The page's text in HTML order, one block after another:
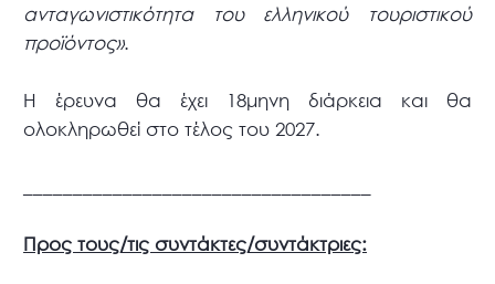
ανταγωνιστικότητα του ελληνικού τουριστικού
προϊόντος».
Η έρευνα θα έχει 18μηνη διάρκεια και θα
ολοκληρωθεί στο τέλος του 2027.
Προς τους/τις συντάκτες/συντάκτριες: